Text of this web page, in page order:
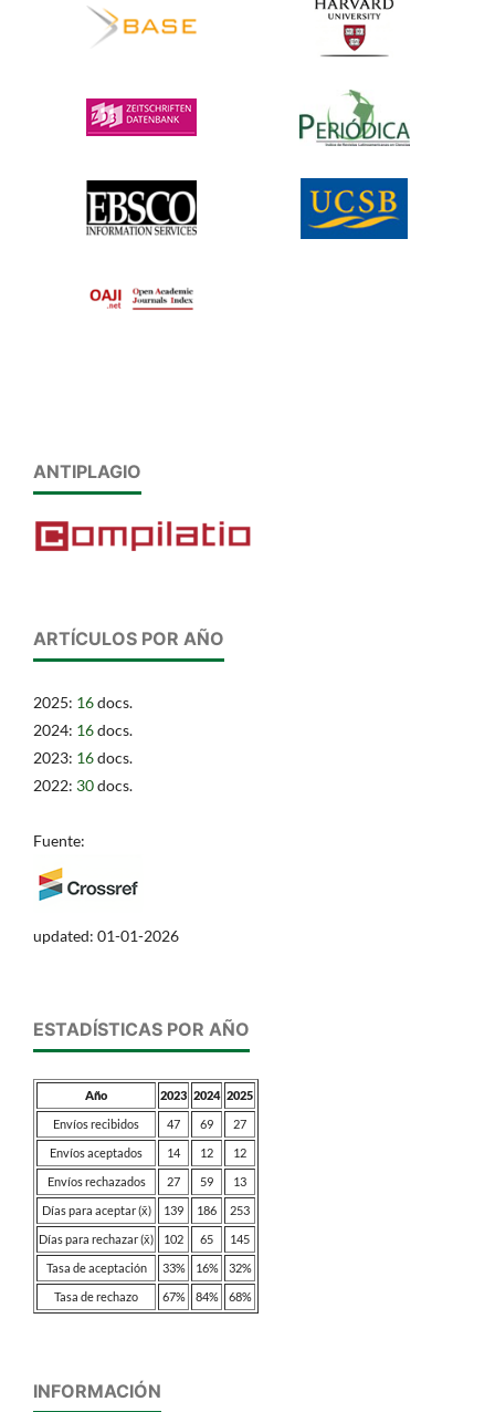
ANTIPLAGIO
ARTÍCULOS POR AÑO
2025: 16docs.
2024: 16docs.
2023: 16docs.
2022: 30docs.
Fuente:
updated: 01-01-2026
ESTADÍSTICAS POR AÑO
Año 2023 2024 2025
Envíos recibidos
47 69
27
Envíos aceptados
14 12
12
Envíos rechazados
27 59
13
Días para aceptar (x̄)
139 186
253
Días para rechazar (x̄)
102 65
145
Tasa de aceptación
33% 16%
32%
Tasa de rechazo
67% 84% 68%
INFORMACIÓN